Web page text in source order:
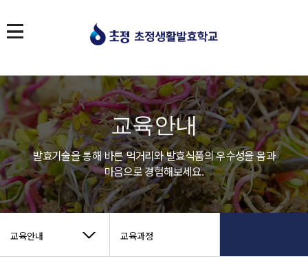
교육안내
발효기술을 통해 바른 먹거리와 발효식품의 우수성을 몸과
마음으로 경험해보세요.
교육안내 교육과정